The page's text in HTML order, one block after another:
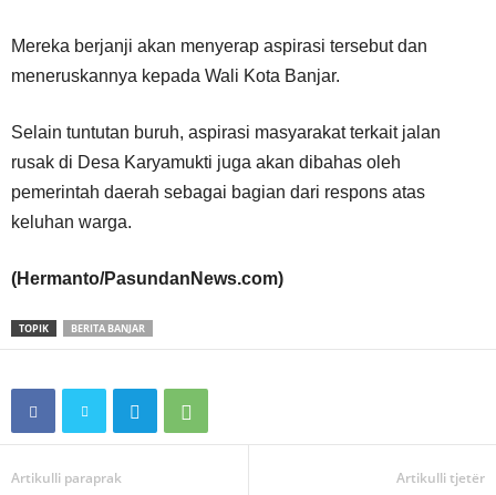
Mereka berjanji akan menyerap aspirasi tersebut dan
meneruskannya kepada Wali Kota Banjar.
Selain tuntutan buruh, aspirasi masyarakat terkait jalan
rusak di Desa Karyamukti juga akan dibahas oleh
pemerintah daerah sebagai bagian dari respons atas
keluhan warga.
(Hermanto/PasundanNews.com)
TOPIK BERITA BANJAR
Artikulli paraprak Artikulli tjetër